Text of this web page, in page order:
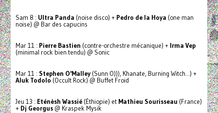
Sam 8 : Ultra Panda (noise disco) + Pedro de la Hoya (one man
noise) @ Bar des capucins
Mar 11 : Pierre Bastien (contre-orchestre mécanique) + Irma Vep
(minimal rock bien tendu) @ Sonic
Mar 11 : Stephen O'Malley(Sunn O))), Khanate, Burning Witch...) +
Aluk Todolo (Occult Rock) @ Buffet Froid
Jeu 13 : Eténèsh Wassié(Éthiopie) et Mathieu Sourisseau (France)
+ Dj Georgus@ Kraspek Mysik